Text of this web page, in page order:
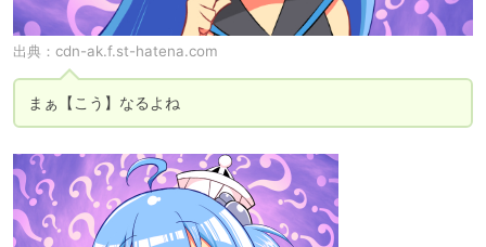
出典： cdn-ak.f.st-hatena.com
まぁ【こう】なるよね